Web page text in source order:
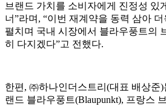
브랜드 가치를 소비자에게 진정성 있
너”라며, “이번 재계약을 동력 삼아
펼치며 국내 시장에서 블라우풍트의
히 다지겠다”고 전했다.
한편, ㈜하나인더스트리(대표 배상준)
랜드 블라우풍트(Blaupunkt), 프랑스